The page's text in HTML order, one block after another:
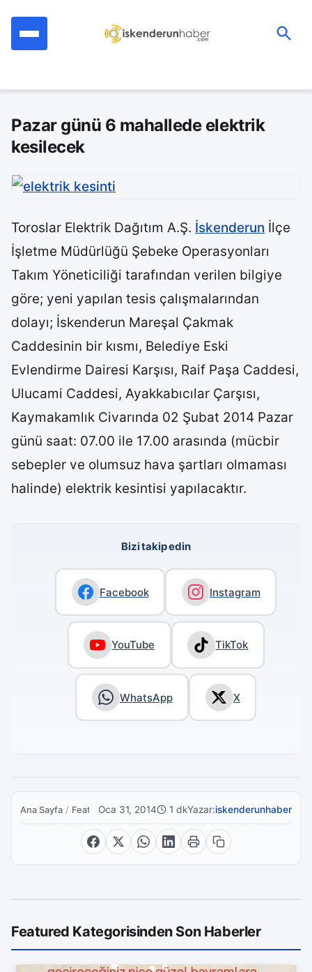
Pazar günü 6 mahallede elektrik
kesilecek
Toroslar Elektrik Dağıtım A.Ş. İskenderun İlçe
İşletme Müdürlüğü Şebeke Operasyonları
Takım Yöneticiliği tarafından verilen bilgiye
göre; yeni yapılan tesis çalışmalarından
dolayı; İskenderun Mareşal Çakmak
Caddesinin bir kısmı, Belediye Eski
Evlendirme Dairesi Karşısı, Raif Paşa Caddesi,
Ulucami Caddesi, Ayakkabıcılar Çarşısı,
Kaymakamlık Civarında 02 Şubat 2014 Pazar
günü saat: 07.00 ile 17.00 arasında (mücbir
sebepler ve olumsuz hava şartları olmaması
halinde) elektrik kesintisi yapılacaktır.
Bizi takip edin
Facebook Instagram
YouTube TikTok
WhatsApp X
Ana Sayfa / FeaturedOca 31, 2014 1 dkYazar:iskenderunhaber
Featured Kategorisinden Son Haberler